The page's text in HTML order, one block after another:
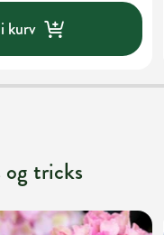
kurv
tricks